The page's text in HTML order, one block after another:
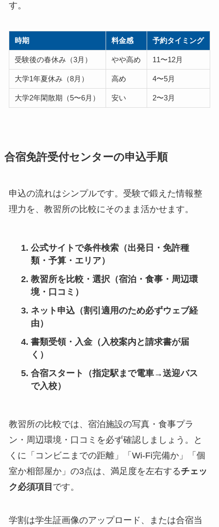
す。
時期 料金感 予約タイミング
受験後の春休み（3月） やや高め 11〜12月
大学1年夏休み（8月） 高め 4〜5月
大学2年閑散期（5〜6月） 安い 2〜3月
合宿免許受付センターの申込手順
申込の流れはシンプルです。受験で鍛えた情報整
理力を、教習所の比較にそのまま活かせます。
公式サイトで条件検索（出発日・免許種
類・予算・エリア）
教習所を比較・選択（宿泊・食事・周辺環
境・口コミ）
ネット申込（割引適用のため必ずウェブ経
由）
書類受領・入金（入校案内と請求書が届
く）
合宿スタート（指定駅まで電車→送迎バス
で入校）
教習所の比較では、宿泊施設の写真・食事プラ
ン・周辺環境・口コミを必ず確認しましょう。と
くに「コンビニまでの距離」「Wi-Fi完備か」「個
室か相部屋か」の3点は、満足度を左右するチェッ
ク必須項目 です。
学割は学生証画像のアップロード、または合宿当